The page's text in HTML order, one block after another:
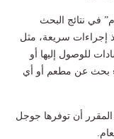
في نتائج البحث
إجراءات سريعة، مثل
للوصول إليها أو
بحث عن مطعم أو أي
المقرر أن توفرها جوجل